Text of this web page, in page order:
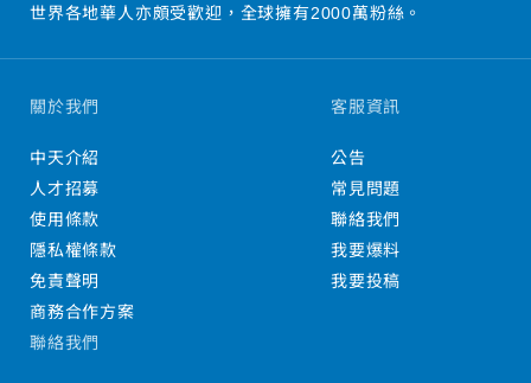
世界各地華人亦頗受歡迎，全球擁有2000萬粉絲。
關於我們
中天介紹
人才招募
使用條款
隱私權條款
免責聲明
商務合作方案
客服資訊
公告
常見問題
聯絡我們
我要爆料
我要投稿
聯絡我們